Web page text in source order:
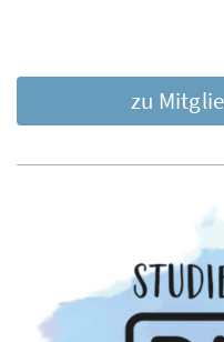
zu